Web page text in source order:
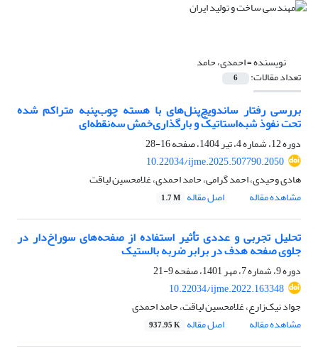
نویسنده =احمدی، حامد
تعداد مقالات: 6
بررسی رفتار ساندویچ‌پنل‌های با هسته چوب‌پنبه متراکم شده
تحت نفوذ شبه‌استاتیک و بارگذاری‌خمش سه‌نقطه‌ای
دوره 12، شماره 4، تیر 1404، صفحه
16-28
10.22034/ijme.2025.507790.2050
هادی وحیدی، احمد گرامی، حامد احمدی، غلامحسین لیاقت
مشاهده مقاله
اصل مقاله 1.7 M
تحلیل تجربی و عددی تأثیر استفاده از صفحه‌های سوراخ‌دار در
جلوی صفحه هدف در برابر ضربه بالستیک
دوره 9، شماره 7، مهر 1401، صفحه
9-21
10.22034/ijme.2022.163348
جواد نیک‌زارع، غلامحسین لیاقت، حامد احمدی
مشاهده مقاله
اصل مقاله 937.95 K